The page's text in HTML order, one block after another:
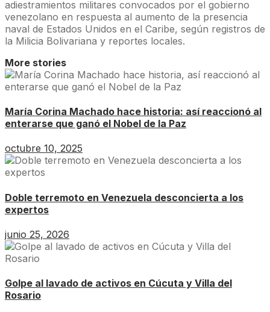
adiestramientos militares convocados por el gobierno
venezolano en respuesta al aumento de la presencia
naval de Estados Unidos en el Caribe, según registros de
la Milicia Bolivariana y reportes locales.
More stories
María Corina Machado hace historia: así reaccionó al
enterarse que ganó el Nobel de la Paz
octubre 10, 2025
Doble terremoto en Venezuela desconcierta a los
expertos
junio 25, 2026
Golpe al lavado de activos en Cúcuta y Villa del
Rosario